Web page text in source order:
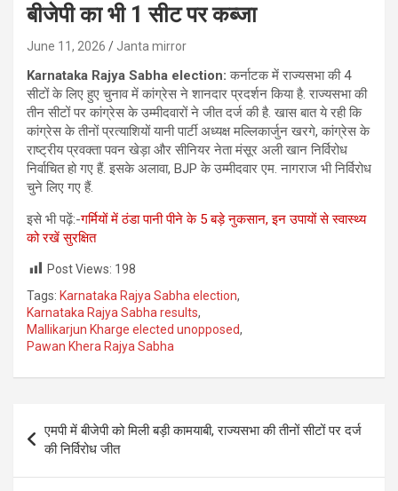
बीजेपी का भी 1 सीट पर कब्जा
June 11, 2026 Janta mirror
Karnataka Rajya Sabha election:कर्नाटक में राज्यसभा की 4
सीटों के लिए हुए चुनाव में कांग्रेस ने शानदार प्रदर्शन किया है. राज्यसभा की
तीन सीटों पर कांग्रेस के उम्मीदवारों ने जीत दर्ज की है. खास बात ये रही कि
कांग्रेस के तीनों प्रत्याशियों यानी पार्टी अध्यक्ष मल्लिकार्जुन खरगे, कांग्रेस के
राष्ट्रीय प्रवक्ता पवन खेड़ा और सीनियर नेता मंसूर अली खान निर्विरोध
निर्वाचित हो गए हैं. इसके अलावा, BJP के उम्मीदवार एम. नागराज भी निर्विरोध
चुने लिए गए हैं.
इसे भी पढ़ें:-गर्मियों में ठंडा पानी पीने के 5 बड़े नुकसान, इन उपायों से स्वास्थ्य
को रखें सुरक्षित
Post Views: 198
Tags: Karnataka Rajya Sabha election,
Karnataka Rajya Sabha results,
Mallikarjun Kharge elected unopposed,
Pawan Khera Rajya Sabha
navigation
एमपी में बीजेपी को मिली बड़ी कामयाबी, राज्यसभा की तीनों सीटों पर दर्ज
की निर्विरोध जीत